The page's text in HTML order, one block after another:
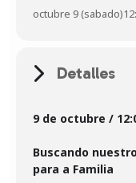
octubre 9 (sabado)
Detalles
9 de octubre /
Buscando
para a Familia